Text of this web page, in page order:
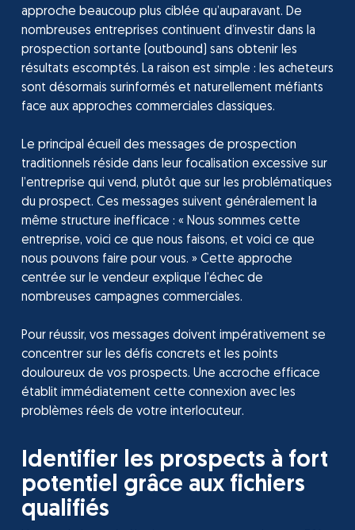
approche beaucoup plus ciblée qu’auparavant. De
nombreuses entreprises continuent d’investir dans la
prospection sortante (outbound) sans obtenir les
résultats escomptés. La raison est simple : les acheteurs
sont désormais surinformés et naturellement méfiants
face aux approches commerciales classiques.
Le principal écueil des messages de prospection
traditionnels réside dans leur focalisation excessive sur
l’entreprise qui vend, plutôt que sur les problématiques
du prospect. Ces messages suivent généralement la
même structure inefficace : « Nous sommes cette
entreprise, voici ce que nous faisons, et voici ce que
nous pouvons faire pour vous. » Cette approche
centrée sur le vendeur explique l’échec de
nombreuses campagnes commerciales.
Pour réussir, vos messages doivent impérativement se
concentrer sur les défis concrets et les points
douloureux de vos prospects. Une accroche efficace
établit immédiatement cette connexion avec les
problèmes réels de votre interlocuteur.
Identifier les prospects à fort
potentiel grâce aux fichiers
qualifiés